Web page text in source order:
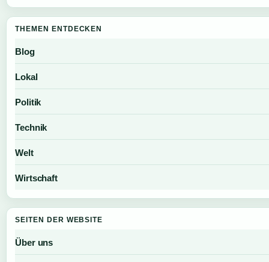
THEMEN ENTDECKEN
Blog
Lokal
Politik
Technik
Welt
Wirtschaft
SEITEN DER WEBSITE
Über uns